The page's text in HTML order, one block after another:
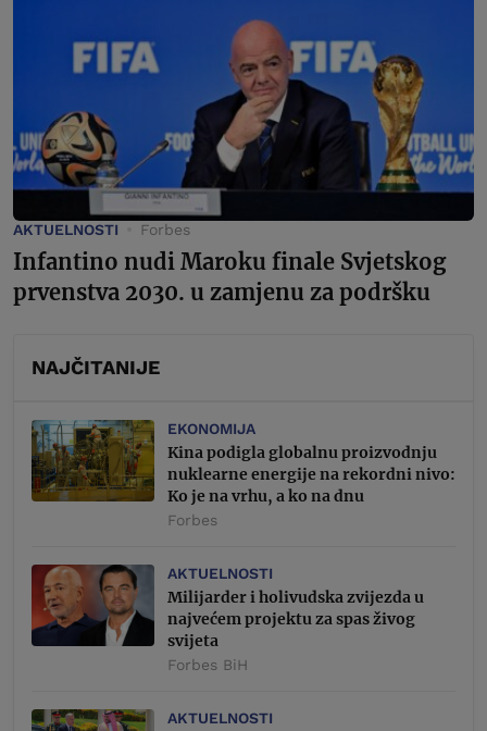
AKTUELNOSTI Forbes
Infantino nudi Maroku finale Svjetskog
prvenstva 2030. u zamjenu za podršku
NAJČITANIJE
EKONOMIJA
Kina podigla globalnu proizvodnju
nuklearne energije na rekordni nivo:
Ko je na vrhu, a ko na dnu
Forbes
AKTUELNOSTI
Milijarder i holivudska zvijezda u
najvećem projektu za spas živog
svijeta
Forbes BiH
AKTUELNOSTI